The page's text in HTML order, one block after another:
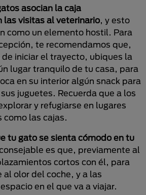
asocian la caja
las visitas al veterinario, y esto
como un elemento hostil. Para
te recomendamos que,
iniciar el trayecto, ubiques la
lugar tranquilo de tu casa, para
en su interior algún snack para
juguetes. Recuerda que a los
y refugiarse en lugares
como las cajas.
tu gato se sienta cómodo en tu
es que, previamente al
cortos con él, para
olor del coche, y a las
en el que va a viajar.